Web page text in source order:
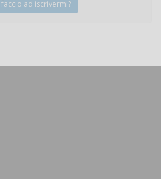
ad iscrivermi?